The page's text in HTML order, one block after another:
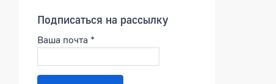
Подписаться на рассылку
Ваша почта *